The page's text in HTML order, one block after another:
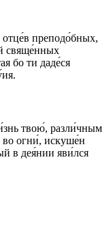
преподо́бных,
свяще́нных
бо ти даде́ся
твою́, разли́чным
во огни́, искуше́н
в дея́нии яви́лся